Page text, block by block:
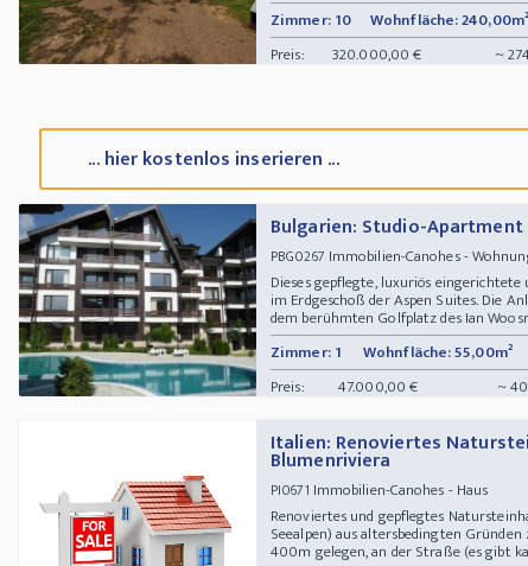
Zimmer: 10
Wohnfläche: 240,00m²
Preis:
320.000,00 € ~
... hier kostenlos inserieren ...
Bulgarien: Studio-
PBG0267 Immobilien-Canohes -
Dieses gepflegte, luxuriös
im Erdgeschoß der Aspen Suites. Die
dem berühmten Golfplatz des Ian
Zimmer: 1
Wohnfläche: 55,00m²
Preis:
47.000,00 € ~
Italien: Renoviertes
Blumenriviera
PI0671 Immobilien-Canohes - Haus
Renoviertes und gepflegtes
Seealpen) aus altersbedingten
400m gelegen, an der Straße (es gibt